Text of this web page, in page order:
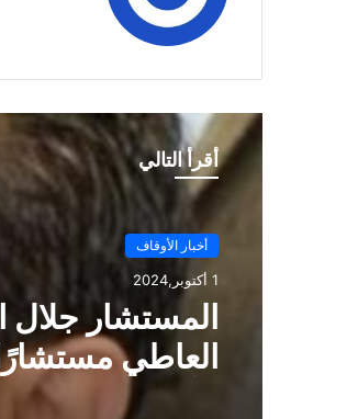
أقرأ التالي
أخبار الأوقاف
1 أكتوبر,2024
المستشار
1 أكتوبر,2024
استقبل وزير